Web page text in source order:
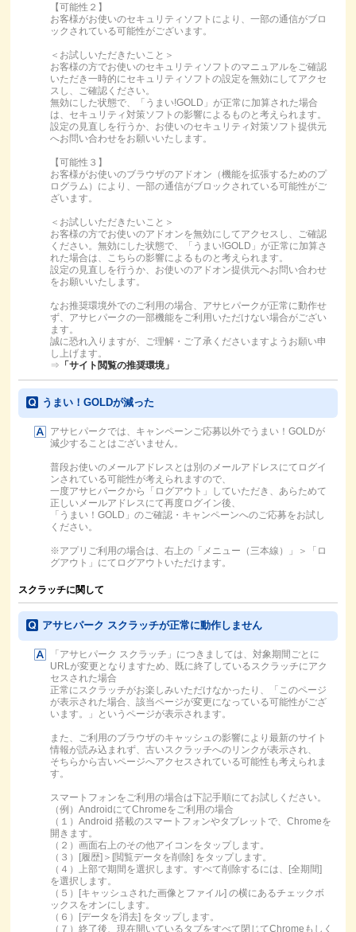
【可能性２】
お客様がお使いのセキュリティソフトにより、一部の通信がブロ
ックされている可能性がございます。
＜お試しいただきたいこと＞
お客様の方でお使いのセキュリティソフトのマニュアルをご確認
いただき一時的にセキュリティソフトの設定を無効にしてアクセ
スし、ご確認ください。
無効にした状態で、「うまい!GOLD」が正常に加算された場合
は、セキュリティ対策ソフトの影響によるものと考えられます。
設定の見直しを行うか、お使いのセキュリティ対策ソフト提供元
へお問い合わせをお願いいたします。
【可能性３】
お客様がお使いのブラウザのアドオン（機能を拡張するためのプ
ログラム）により、一部の通信がブロックされている可能性がご
ざいます。
＜お試しいただきたいこと＞
お客様の方でお使いのアドオンを無効にしてアクセスし、ご確認
ください。無効にした状態で、「うまい!GOLD」が正常に加算さ
れた場合は、こちらの影響によるものと考えられます。
設定の見直しを行うか、お使いのアドオン提供元へお問い合わせ
をお願いいたします。
なお推奨環境外でのご利用の場合、アサヒパークが正常に動作せ
ず、アサヒパークの一部機能をご利用いただけない場合がござい
ます。
誠に恐れ入りますが、ご理解・ご了承くださいますようお願い申
し上げます。
⇒ 「サイト閲覧の推奨環境」
うまい！GOLDが減った
アサヒパークでは、キャンペーンご応募以外でうまい！GOLDが
減少することはございません。
普段お使いのメールアドレスとは別のメールアドレスにてログイ
ンされている可能性が考えられますので、
一度アサヒパークから「ログアウト」していただき、あらためて
正しいメールアドレスにて再度ログイン後、
「うまい！GOLD」のご確認・キャンペーンへのご応募をお試し
ください。
※アプリご利用の場合は、右上の「メニュー（三本線）」＞「ロ
グアウト」にてログアウトいただけます。
スクラッチに関して
アサヒパーク スクラッチが正常に動作しません
「アサヒパーク スクラッチ」につきましては、対象期間ごとに
URLが変更となりますため、既に終了しているスクラッチにアク
セスされた場合
正常にスクラッチがお楽しみいただけなかったり、「このページ
が表示された場合、該当ページが変更になっている可能性がござ
います。」というページが表示されます。
また、ご利用のブラウザのキャッシュの影響により最新のサイト
情報が読み込まれず、古いスクラッチへのリンクが表示され、
そちらから古いページへアクセスされている可能性も考えられま
す。
スマートフォンをご利用の場合は下記手順にてお試しください。
（例）AndroidにてChromeをご利用の場合
（１）Android 搭載のスマートフォンやタブレットで、Chromeを
開きます。
（２）画面右上のその他アイコンをタップします。
（３）[履歴]＞[閲覧データを削除] をタップします。
（４）上部で期間を選択します。すべて削除するには、[全期間]
を選択します。
（５）[キャッシュされた画像とファイル] の横にあるチェックボ
ックスをオンにします。
（６）[データを消去] をタップします。
（７）終了後、現在開いているタブをすべて閉じてChromeもしく